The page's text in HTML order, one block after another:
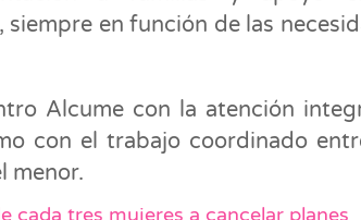
en función de las
Alcume con la atención
con el trabajo coordinado
menor.
cada tres mujeres a cancelar planes